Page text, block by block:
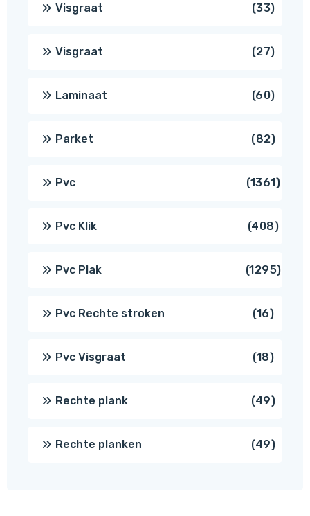
Visgraat 3333
Visgraat 2727
Laminaat 6060
Parket 8282
Pvc 13611361
Pvc Klik 408408
Pvc Plak 12951295
Pvc Rechte stroken 1616
Pvc Visgraat 1818
Rechte plank 4949
Rechte planken 4949